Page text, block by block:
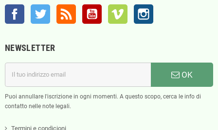
Facebook Twitter YouTube Vimeo
NEWSLETTER
OK
Puoi annullare l'iscrizione in ogni momenti. A questo scopo, cerca le info di
contatto nelle note legali.
Termini e condicioni